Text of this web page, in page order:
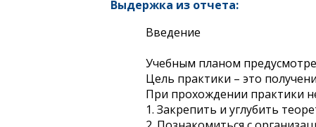
Выдержка из отчета:
Введение
Учебным планом
Цель практики – это
При прохождении практики
1. Закрепить и углубить